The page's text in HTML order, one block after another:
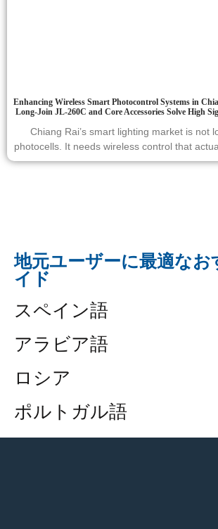
Enhancing Wireless Smart Photocontrol Systems in
Long-Join JL-260C and Core Accessories Solve High
Chiang Rai’s smart lighting market is not
photocells. It needs wireless control that
地元ユーザーに最適なお
イド
スペイン語
アラビア語
ロシア
ポルトガル語